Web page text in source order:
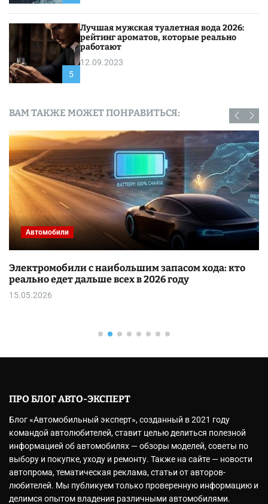
5
Лучшая мужская туалетная вода 2026:
рейтинг ароматов, которые реально
работают
12.09.2023
ВАМ ТАКЖЕ МОЖЕТ ПОНРАВИТЬСЯ:
Автомобили
Электромобили с наибольшим запасом хода: кто
реально едет дальше всех в 2026 году
15.05.2026
ПРО БЛОГ АВТО-ЭКСПЕРТ
Блог «Автомобильный эксперт», созданный в 2021 году
командой автолюбителей, ставит целью делиться полезной
информацией об автомобилях — обзоры моделей, советы по
выбору и покупке, уходу и ремонту. Также на сайте — новости
автопрома, тематическая реклама, статьи от авторов-
любителей. Мы публикуем только проверенную информацию и
делимся опытом владения различными автомобилями.